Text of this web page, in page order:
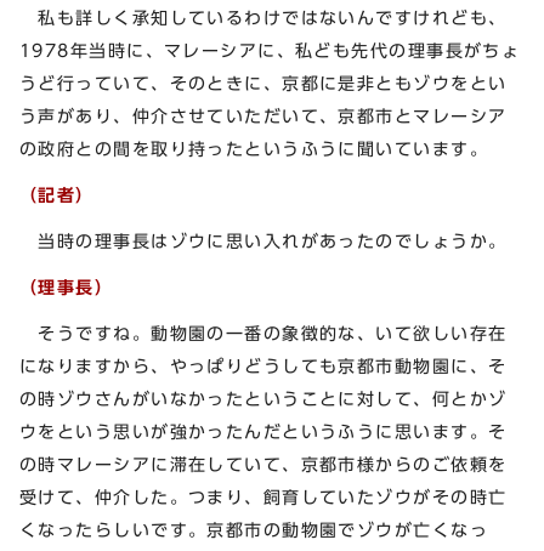
私も詳しく承知しているわけではないんですけれども、
1978年当時に、マレーシアに、私ども先代の理事長がちょ
うど行っていて、そのときに、京都に是非ともゾウをとい
う声があり、仲介させていただいて、京都市とマレーシア
の政府との間を取り持ったというふうに聞いています。
（記者）
当時の理事長はゾウに思い入れがあったのでしょうか。
（理事長）
そうですね。動物園の一番の象徴的な、いて欲しい存在
になりますから、やっぱりどうしても京都市動物園に、そ
の時ゾウさんがいなかったということに対して、何とかゾ
ウをという思いが強かったんだというふうに思います。そ
の時マレーシアに滞在していて、京都市様からのご依頼を
受けて、仲介した。つまり、飼育していたゾウがその時亡
くなったらしいです。京都市の動物園でゾウが亡くなっ